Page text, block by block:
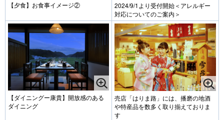
【夕食】お食事イメージ②
2024/9/1より受付開始＜アレルギー
対応についてのご案内＞
【ダイニングー康貴】開放感のある
ダイニング
売店「はりま路」には、播磨の地酒
や特産品を数多く取り揃えておりま
す